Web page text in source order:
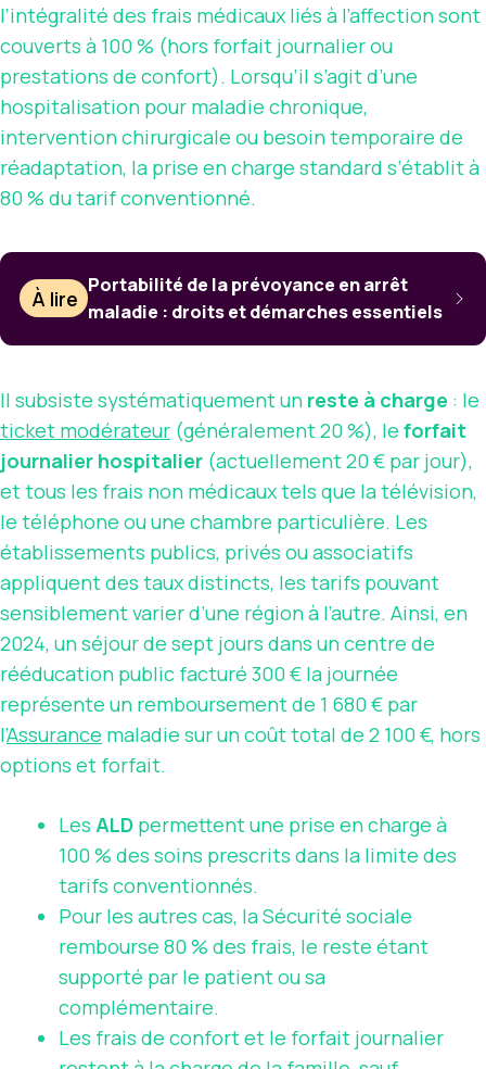
l’intégralité des frais médicaux liés à l’affection sont
couverts à 100 % (hors forfait journalier ou
prestations de confort). Lorsqu’il s’agit d’une
hospitalisation pour maladie chronique,
intervention chirurgicale ou besoin temporaire de
réadaptation, la prise en charge standard s’établit à
80 % du tarif conventionné.
À lire
Portabilité de la prévoyance en arrêt
maladie : droits et démarches essentiels
Il subsiste systématiquement un reste à charge : le
ticket modérateur (généralement 20 %), le forfait
journalier hospitalier (actuellement 20 € par jour),
et tous les frais non médicaux tels que la télévision,
le téléphone ou une chambre particulière. Les
établissements publics, privés ou associatifs
appliquent des taux distincts, les tarifs pouvant
sensiblement varier d’une région à l’autre. Ainsi, en
2024, un séjour de sept jours dans un centre de
rééducation public facturé 300 € la journée
représente un remboursement de 1 680 € par
l’Assurance maladie sur un coût total de 2 100 €, hors
options et forfait.
Les ALD permettent une prise en charge à
100 % des soins prescrits dans la limite des
tarifs conventionnés.
Pour les autres cas, la Sécurité sociale
rembourse 80 % des frais, le reste étant
supporté par le patient ou sa
complémentaire.
Les frais de confort et le forfait journalier